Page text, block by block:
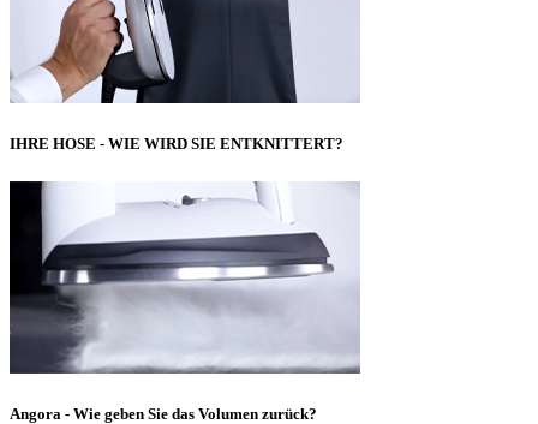
IHRE HOSE - WIE WIRD SIE ENTKNITTERT?
Angora - Wie geben Sie das Volumen zurück?